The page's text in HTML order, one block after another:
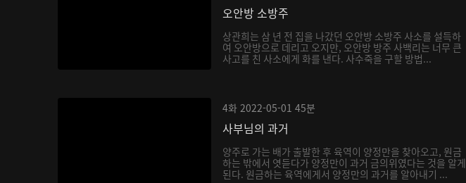
오안방 소방주
상관희는 삼 년 전 집을 나갔던 오안방 소방주 사소를 설득하
여 오안방으로 데리고 오지만, 오안방 방주 사백리는 너무 큰
사고를 친 사소에게 화를 낸다. 사수죽을 구할 방법...
4화 2022-05-01 45분
사부님의 과거
양주로 가는 배가 출발한 후 육역이 양정만을 찾아오고, 원금
하는 밖에서 엿듣다가 양정만이 과거 금의위였다는 것을 알게
된다. 원금하는 육역에게서 양정만의 과거를 알아내기 ...